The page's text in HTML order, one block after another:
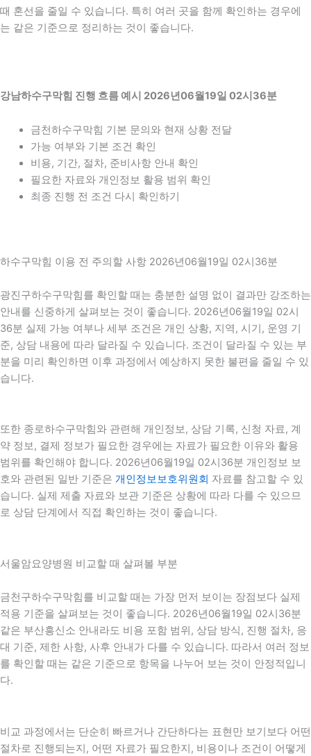
때 혼선을 줄일 수 있습니다. 특히 여러 곳을 함께 확인하는 경우에
는 같은 기준으로 정리하는 것이 좋습니다.
강남하수구막힘 진행 흐름 예시 2026년06월19일 02시36분
금천하수구막힘 기본 문의와 현재 상황 전달
가능 여부와 기본 조건 확인
비용, 기간, 절차, 준비사항 안내 확인
필요한 자료와 개인정보 활용 범위 확인
최종 진행 전 조건 다시 확인하기
하수구막힘 이용 전 주의할 사항 2026년06월19일 02시36분
광진구하수구막힘를 확인할 때는 충분한 설명 없이 결과만 강조하는
안내를 신중하게 살펴보는 것이 좋습니다. 2026년06월19일 02시
36분 실제 가능 여부나 세부 조건은 개인 상황, 지역, 시기, 운영 기
준, 상담 내용에 따라 달라질 수 있습니다. 조건이 달라질 수 있는 부
분을 미리 확인하면 이후 과정에서 예상하지 못한 불편을 줄일 수 있
습니다.
또한 종로하수구막힘와 관련해 개인정보, 상담 기록, 신청 자료, 계
약 정보, 결제 정보가 필요한 경우에는 자료가 필요한 이유와 활용
범위를 확인해야 합니다. 2026년06월19일 02시36분 개인정보 보
호와 관련된 일반 기준은 개인정보보호위원회 자료를 참고할 수 있
습니다. 실제 제출 자료와 보관 기준은 상황에 따라 다를 수 있으므
로 상담 단계에서 직접 확인하는 것이 좋습니다.
서울암요양병원 비교할 때 살펴볼 부분
금천구하수구막힘를 비교할 때는 가장 먼저 보이는 장점보다 실제
적용 기준을 살펴보는 것이 좋습니다. 2026년06월19일 02시36분
같은 부산흥신소 안내라도 비용 포함 범위, 상담 방식, 진행 절차, 응
대 기준, 제한 사항, 사후 안내가 다를 수 있습니다. 따라서 여러 정보
를 확인할 때는 같은 기준으로 항목을 나누어 보는 것이 안정적입니
다.
비교 과정에서는 단순히 빠르거나 간단하다는 표현만 보기보다 어떤
절차로 진행되는지, 어떤 자료가 필요한지, 비용이나 조건이 어떻게